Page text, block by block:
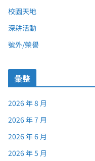
校園天地
深耕活動
號外/榮譽
彙整
2026 年 8 月
2026 年 7 月
2026 年 6 月
2026 年 5 月